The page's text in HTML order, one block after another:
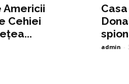
Cehiei
admin -